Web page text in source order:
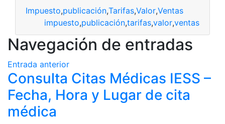
Impuesto,publicación,Tarifas,Valor,Ventas
impuesto,publicación,tarifas,valor,ventas
Navegación de entradas
Entrada anterior
Consulta Citas Médicas IESS –
Fecha, Hora y Lugar de cita
médica